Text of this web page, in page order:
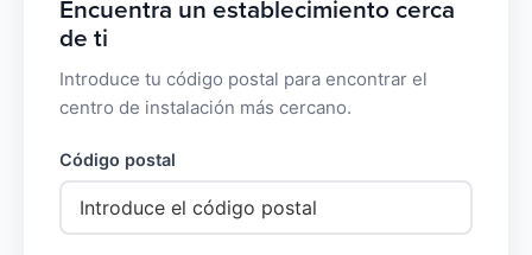
Encuentra un establecimiento cerca
de ti
Introduce tu código postal para encontrar el
centro de instalación más cercano.
Código postal